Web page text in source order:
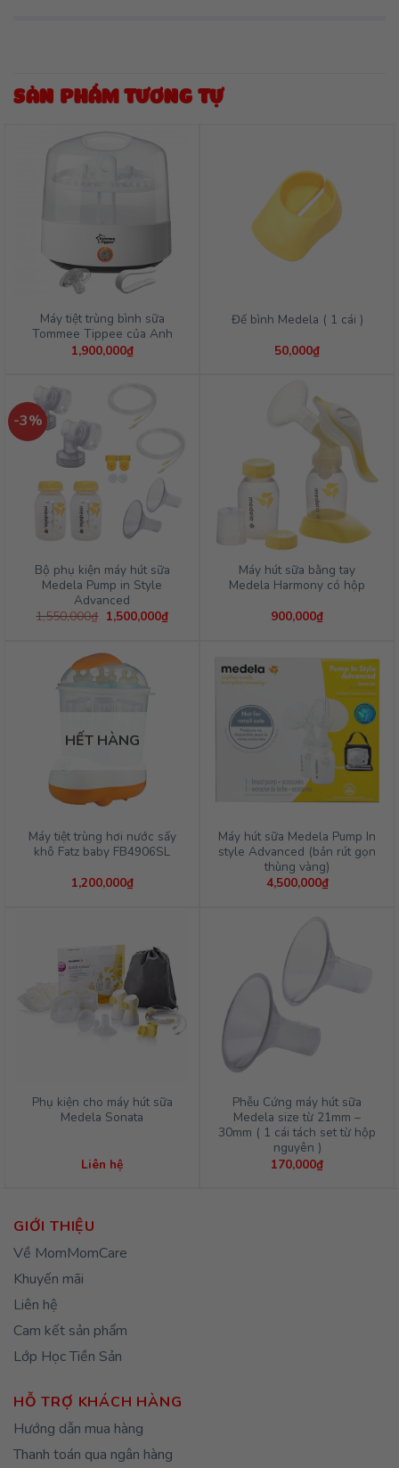
SẢN PHẨM TƯƠNG TỰ
Máy tiệt trùng bình sữa
Tommee Tippee của Anh
1,900,000₫
Đế bình Medela ( 1 cái )
50,000₫
-3%
Bộ phụ kiện máy hút sữa
Medela Pump in Style
Advanced
1,550,000₫ Giá
gốc
1,550,000₫.
1,500,000₫Giá
hiện
1,500,000₫.
Máy hút sữa bằng tay
Medela Harmony có hộp
900,000₫
HẾT HÀNG
Máy tiệt trùng hơi nước sấy
khô Fatz baby FB4906SL
1,200,000₫
Máy hút sữa Medela Pump In
style Advanced (bản rút gọn
thùng vàng)
4,500,000₫
Phụ kiện cho máy hút sữa
Medela Sonata
Liên hệ
Phễu Cứng máy hút sữa
Medela size từ 21mm –
30mm ( 1 cái tách set từ hộp
nguyên )
170,000₫
GIỚI THIỆU
Về MomMomCare
Khuyến mãi
Liên hệ
Cam kết sản phẩm
Lớp Học Tiền Sản
HỖ TRỢ KHÁCH HÀNG
Hướng dẫn mua hàng
Thanh toán qua ngân hàng